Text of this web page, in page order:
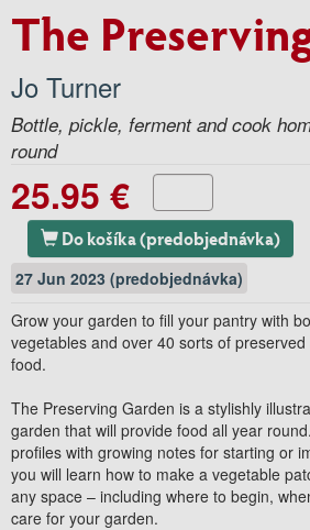
The
Jo Turner
Bottle, pickle, ferment and cook
round
25.95 €
Do košíka (predobjednávka)
27 Jun 2023 (predobjednávka)
Grow your garden to fill your pantry with
vegetables and over 40 sorts of
food.
The Preserving Garden is a stylishly
garden that will provide food all year
profiles with growing notes for starting or
you will learn how to make a vegetable
any space – including where to begin,
care for your garden.